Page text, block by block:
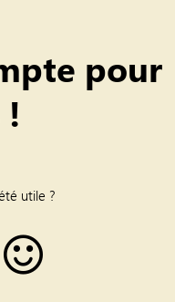
pour
!
utile ?